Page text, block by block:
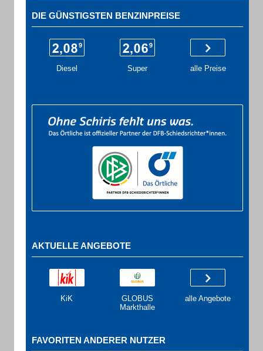
DIE GÜNSTIGSTEN BENZINPREISE
Diesel Super alle Preise
AKTUELLE ANGEBOTE
KiK
GLOBUS
Markthalle
alle Angebote
FAVORITEN ANDERER NUTZER